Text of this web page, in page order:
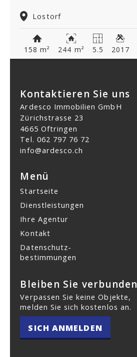
Lostorf
158 m² 244 m² 5.5 2017
Kontaktieren Sie uns
Ardesco Immobilien GmbH
Zürichstrasse 23
4665 Oftringen
Tel. 062 797 76 72
info@ardesco.ch
Menü
Startseite
Dienstleistungen
Ihre Agentur
Kontakt
Datenschutz­
bestimmungen
Bleiben Sie verbunden
Verpassen Sie keine Objekte,
melden Sie sich kostenlos an.
SICH ANMELDEN